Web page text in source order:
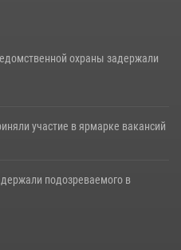
охраны задержали
участие в ярмарке вакансий
подозреваемого в